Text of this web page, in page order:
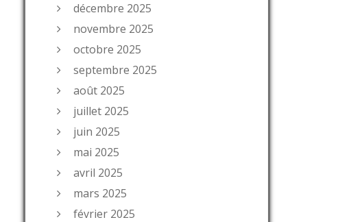
décembre 2025
novembre 2025
octobre 2025
septembre 2025
août 2025
juillet 2025
juin 2025
mai 2025
avril 2025
mars 2025
février 2025